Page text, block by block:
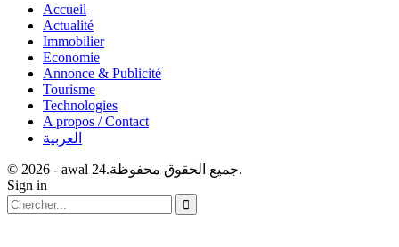
Accueil
Actualité
Immobilier
Economie
Annonce & Publicité
Tourisme
Technologies
A propos / Contact
العربية
© 2026 - awal 24.جميع الحقوق محفوظة.
Sign in